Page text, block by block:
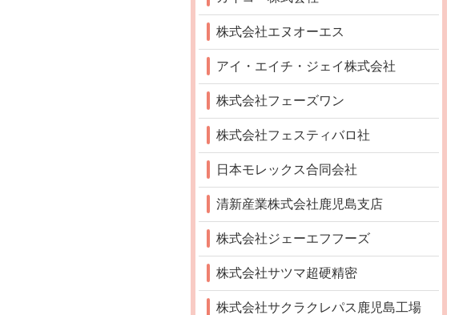
株式会社エヌオーエス
アイ・エイチ・ジェイ株式会社
株式会社フェーズワン
株式会社フェスティバロ社
日本モレックス合同会社
清新産業株式会社鹿児島支店
株式会社ジェーエフフーズ
株式会社サツマ超硬精密
株式会社サクラクレパス鹿児島工場